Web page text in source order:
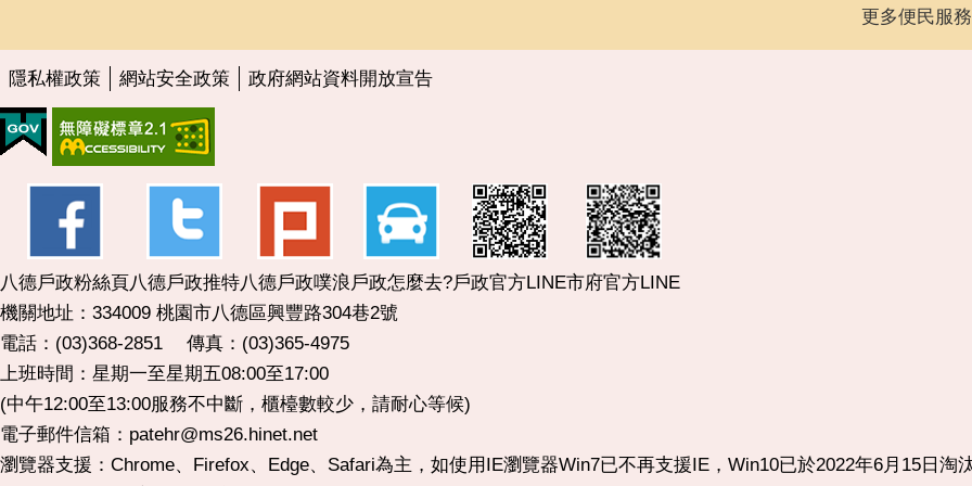
更多便民服務
隱私權政策 網站安全政策 政府網站資料開放宣告
八德戶政粉絲頁八德戶政推特八德戶政噗浪戶政怎麼去?戶政官方LINE市府官方LINE
機關地址：334009 桃園市八德區興豐路304巷2號
電話：(03)368-2851 傳真：(03)365-4975
上班時間：星期一至星期五08:00至17:00
(中午12:00至13:00服務不中斷，櫃檯數較少，請耐心等候)
電子郵件信箱：patehr@ms26.hinet.net
瀏覽器支援：Chrome、Firefox、Edge、Safari為主，如使用IE瀏覽器Win7已不再支援IE，Win10已於2022年6月15日淘